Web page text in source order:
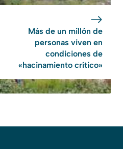
Más de un millón de
personas viven en
condiciones de
«hacinamiento crítico»